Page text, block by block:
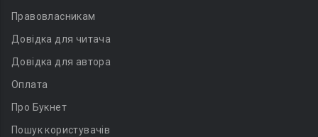
Правовласникам
Довідка для читача
Довідка для автора
Оплата
Про Букнет
Пошук користувачів